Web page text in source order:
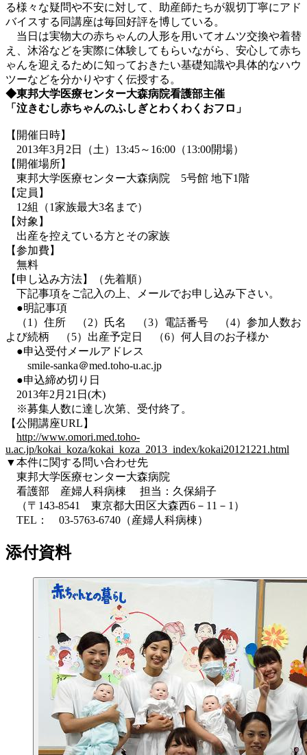
る様々な疑問や不安に対して、助産師たちが親切丁寧にアド
バイスする同講座は毎回好評を博している。
当日は実物大の赤ちゃんの人形を用いてオムツ交換や着替
え、沐浴などを実際に体験してもらいながら、安心して赤ち
ゃんを迎えるために知っておきたい基礎知識や具体的なハウ
ツーなどを分かりやすく伝授する。
◆東邦大学医療センター大森病院看護部主催
「泣きむし赤ちゃんのふしぎとわくわくおフロ」
【開催日時】
2013年3月2日（土）13:45～16:00（13:00開場）
【開催場所】
東邦大学医療センター大森病院 5号館 地下1階
【定員】
12組（1家族最大3名まで）
【対象】
出産を控えている方とその家族
【参加費】
無料
【申し込み方法】（先着順）
下記事項をご記入の上、メールでお申し込み下さい。
●明記事項
（1）住所 （2）氏名 （3）電話番号 （4）参加人数お
よび続柄 （5）出産予定日 （6）何人目のお子様か
●申込受付メールアドレス
smile-sanka＠med.toho-u.ac.jp
●申込締め切り日
2013年2月21日(木)
※募集人数に達し次第、受付終了。
【公開講座URL】
http://www.omori.med.toho-
u.ac.jp/kokai_koza/kokai_koza_2013_index/kokai20121221.html
▼本件に関する問い合わせ先
東邦大学医療センター大森病院
看護部 産婦人科病棟 担当：久保絹子
（〒143-8541 東京都大田区大森西6－11－1）
TEL： 03-5763-6740（産婦人科病棟）
添付資料